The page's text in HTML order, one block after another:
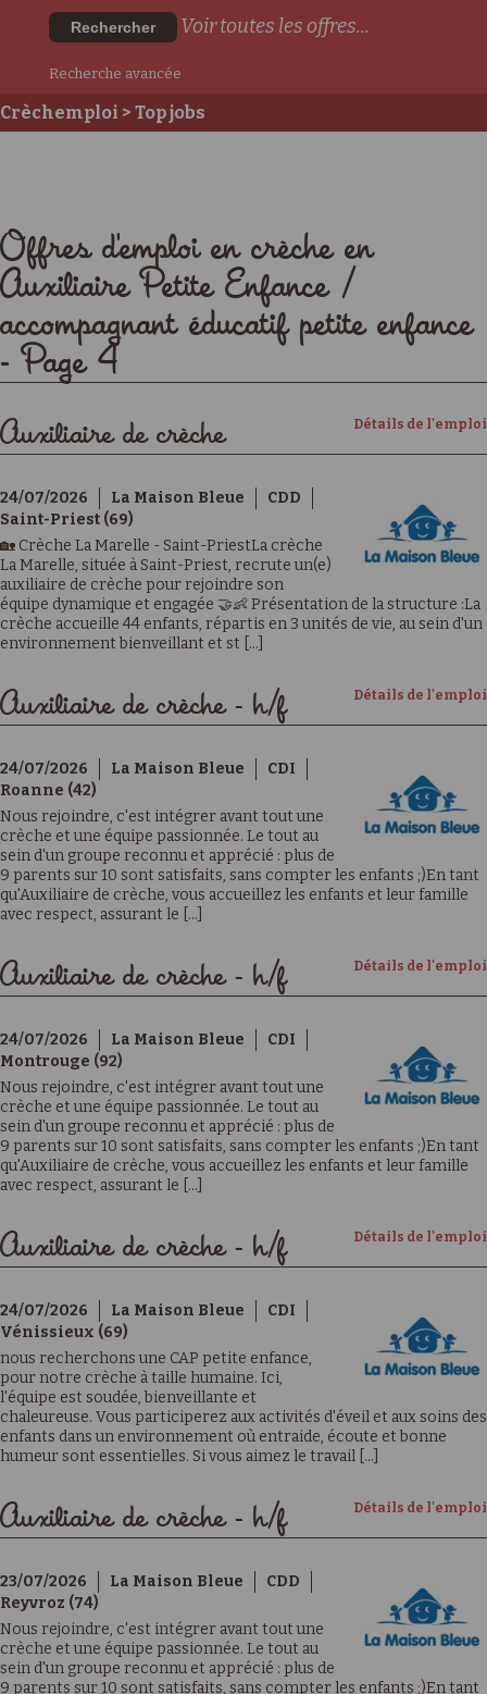
Rechercher Voir toutes les offres...
Recherche avancée
Crèchemploi > Top jobs
Offres d'emploi en crèche en
Auxiliaire Petite Enfance /
accompagnant éducatif petite enfance
- Page 4
Détails de l'emploi
Auxiliaire de crèche
24/07/2026 La Maison Bleue
CDD
Saint-Priest (69)
🏡 Crèche La Marelle - Saint-PriestLa crèche
La Marelle, située à Saint-Priest, recrute un(e)
auxiliaire de crèche pour rejoindre son
équipe dynamique et engagée 🤝👶 Présentation de la structure :La
crèche accueille 44 enfants, répartis en 3 unités de vie, au sein d'un
environnement bienveillant et st [...]
Détails de l'emploi
Auxiliaire de crèche - h/f
24/07/2026 La Maison Bleue
CDI
Roanne (42)
Nous rejoindre, c'est intégrer avant tout une
crèche et une équipe passionnée. Le tout au
sein d'un groupe reconnu et apprécié : plus de
9 parents sur 10 sont satisfaits, sans compter les enfants ;)En tant
qu'Auxiliaire de crèche, vous accueillez les enfants et leur famille
avec respect, assurant le [...]
Détails de l'emploi
Auxiliaire de crèche - h/f
24/07/2026 La Maison Bleue
CDI
Montrouge (92)
Nous rejoindre, c'est intégrer avant tout une
crèche et une équipe passionnée. Le tout au
sein d'un groupe reconnu et apprécié : plus de
9 parents sur 10 sont satisfaits, sans compter les enfants ;)En tant
qu'Auxiliaire de crèche, vous accueillez les enfants et leur famille
avec respect, assurant le [...]
Détails de l'emploi
Auxiliaire de crèche - h/f
24/07/2026 La Maison Bleue
CDI
Vénissieux (69)
nous recherchons une CAP petite enfance,
pour notre crèche à taille humaine. Ici,
l'équipe est soudée, bienveillante et
chaleureuse. Vous participerez aux activités d'éveil et aux soins des
enfants dans un environnement où entraide, écoute et bonne
humeur sont essentielles. Si vous aimez le travail [...]
Détails de l'emploi
Auxiliaire de crèche - h/f
23/07/2026 La Maison Bleue
CDD
Reyvroz (74)
Nous rejoindre, c'est intégrer avant tout une
crèche et une équipe passionnée. Le tout au
sein d'un groupe reconnu et apprécié : plus de
9 parents sur 10 sont satisfaits, sans compter les enfants ;)En tant